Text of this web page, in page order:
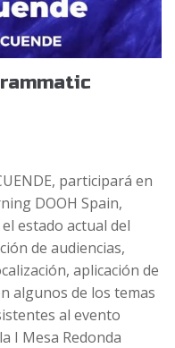
participará en
DOOH Spain,
estado actual del
de audiencias,
aplicación de
algunos de los temas
al evento
I Mesa Redonda